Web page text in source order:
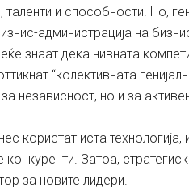
таленти и способности. Но,
администрација на
знаат дека нивната
“колективната
независност, но и за
користат иста
конкуренти. Затоа,
за новите лидери.